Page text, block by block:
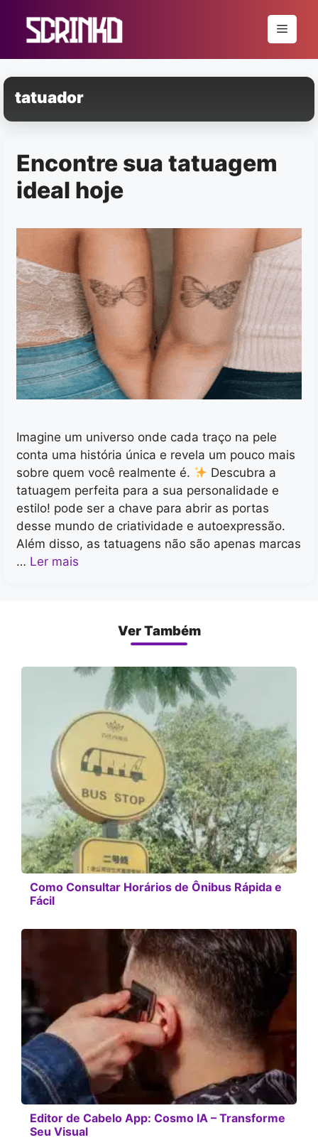
conteúdo
Menu
tatuador
Encontre sua tatuagem
ideal hoje
Imagine um universo onde cada traço na pele
conta uma história única e revela um pouco mais
sobre quem você realmente é.
Descubra a
tatuagem perfeita para a sua personalidade e
estilo! pode ser a chave para abrir as portas
desse mundo de criatividade e autoexpressão.
Além disso, as tatuagens não são apenas marcas
… Ler mais
Ver Também
Como Consultar Horários de Ônibus Rápida e
Fácil
Editor de Cabelo App: Cosmo IA – Transforme
Seu Visual